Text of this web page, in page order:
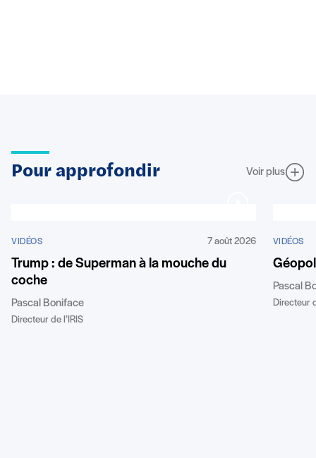
Pour approfondir Voir plus
VIDÉOS 7 août 2026
Trump : de Superman à la mouche du
coche
Pascal Boniface
Directeur de l’IRIS
VIDÉOS
Pascal
Directeur